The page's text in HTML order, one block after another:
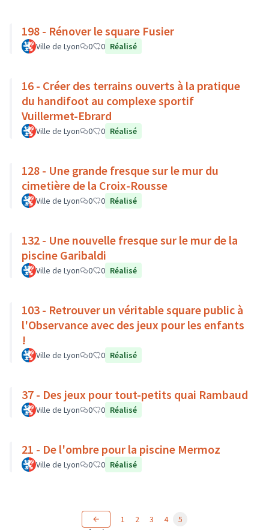
198 - Rénover le square Fusier
Ville de Lyon 0 0 Réalisé
16 - Créer des terrains ouverts à la pratique
du handifoot au complexe sportif
Vuillermet-Ebrard
Ville de Lyon 0 0 Réalisé
128 - Une grande fresque sur le mur du
cimetière de la Croix-Rousse
Ville de Lyon 0 0 Réalisé
132 - Une nouvelle fresque sur le mur de la
piscine Garibaldi
Ville de Lyon 0 0 Réalisé
103 - Retrouver un véritable square public à
l'Observance avec des jeux pour les enfants
!
Ville de Lyon 0 0 Réalisé
37 - Des jeux pour tout-petits quai Rambaud
Ville de Lyon 0 0 Réalisé
21 - De l'ombre pour la piscine Mermoz
Ville de Lyon 0 0 Réalisé
1 2 3 4 5